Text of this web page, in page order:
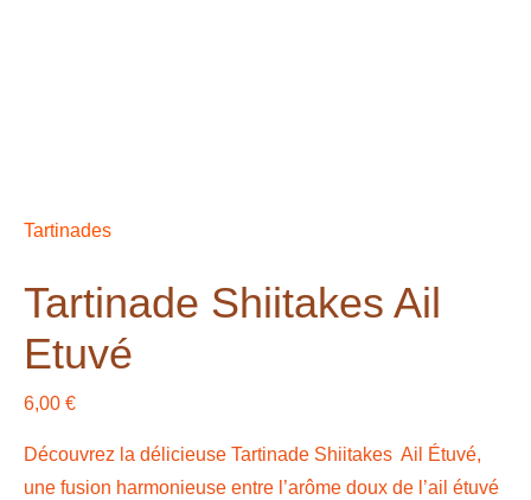
Tartinades
Tartinade Shiitakes Ail
Etuvé
6,00 €
Découvrez la délicieuse Tartinade Shiitakes Ail Étuvé,
une fusion harmonieuse entre l’arôme doux de l’ail étuvé